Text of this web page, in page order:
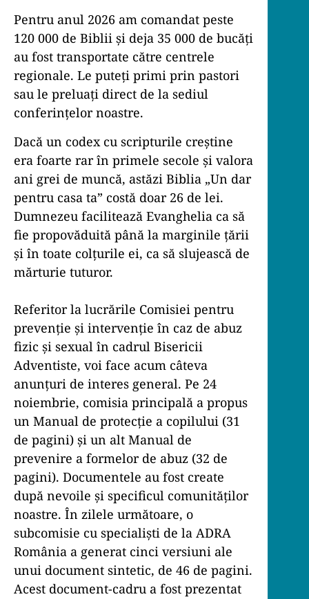
Pentru anul 2026 am comandat peste
120 000 de Biblii și deja 35 000 de bucăți
au fost transportate către centrele
regionale. Le puteți primi prin pastori
sau le preluați direct de la sediul
conferințelor noastre.
Dacă un codex cu scripturile creștine
era foarte rar în primele secole și valora
ani grei de muncă, astăzi Biblia „Un dar
pentru casa ta” costă doar 26 de lei.
Dumnezeu facilitează Evanghelia ca să
fie propovăduită până la marginile țării
și în toate colțurile ei, ca să slujească de
mărturie tuturor.
Referitor la lucrările Comisiei pentru
prevenție și intervenție în caz de abuz
fizic și sexual în cadrul Bisericii
Adventiste, voi face acum câteva
anunțuri de interes general. Pe 24
noiembrie, comisia principală a propus
un Manual de protecție a copilului (31
de pagini) și un alt Manual de
prevenire a formelor de abuz (32 de
pagini). Documentele au fost create
după nevoile și specificul comunităților
noastre. În zilele următoare, o
subcomisie cu specialiști de la ADRA
România a generat cinci versiuni ale
unui document sintetic, de 46 de pagini.
Acest document-cadru a fost prezentat